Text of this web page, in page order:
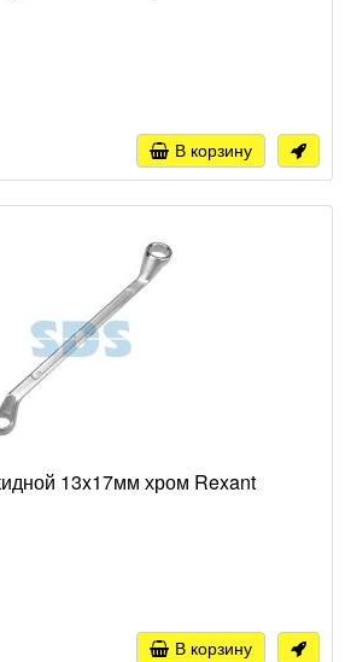
В корзину
13x17мм хром Rexant
В корзину